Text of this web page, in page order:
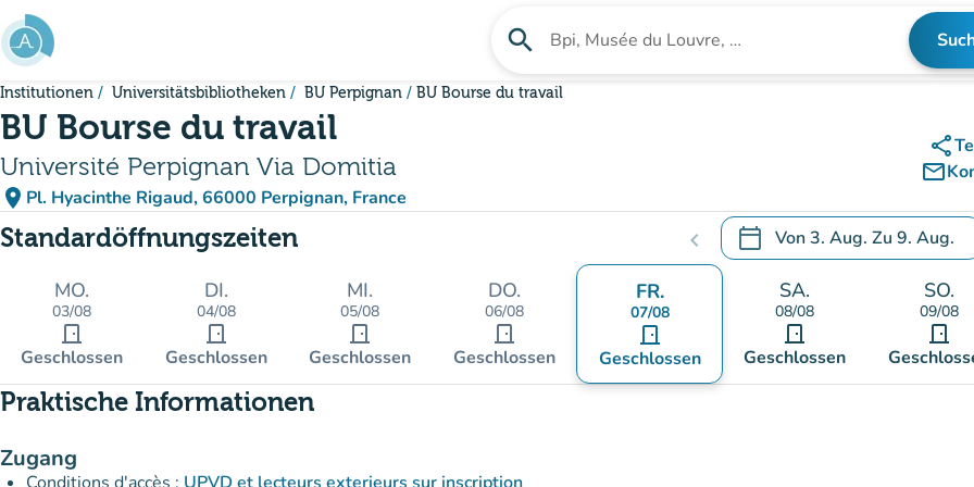
Gehe zum Hauptinhalt
search Suche nach einer Einrichtung
Institutionen Universitätsbibliotheken BU Perpignan BU Bourse du travail
BU Bourse du travail
Université Perpignan Via Domitia
place Pl. Hyacinthe Rigaud, 66000 Perpignan, France
(in Google Maps öffnen)
(new tab)
share
mail_outline
Standardöffnungszeiten chevron_left calendar_today Von3. Aug. Zu 9. Aug.
.Öffnen Sie den Kalender, um
MO.
03/08
door_front
Geschlossen
DI.
04/08
door_front
Geschlossen
MI.
05/08
door_front
Geschlossen
DO.
06/08
door_front
Geschlossen
FR.
07/08
door_front
Geschlossen
SA.
08/08
door_front
Geschlossen
SO.
09/08
door_front
Praktische Informationen
Zugang